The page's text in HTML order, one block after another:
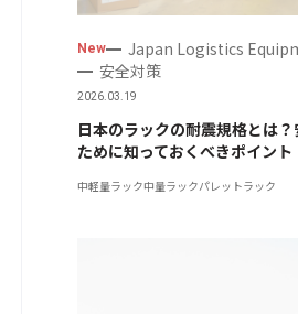
New
Japan Logistics
安全対策
2026.03.19
日本のラックの耐震規格とは
ために知っておくべきポイント
中軽量ラック中量ラックパレットラック